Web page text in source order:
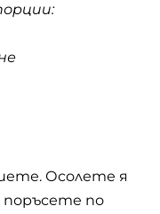
Осолете я
поръсете по